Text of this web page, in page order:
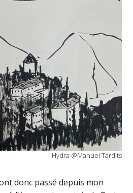
Hydra @Manuel Tardits
donc passé depuis mon